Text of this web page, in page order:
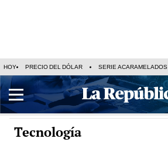
HOY PRECIO DEL DÓLAR SERIE ACARAMELADOS
Tecnología